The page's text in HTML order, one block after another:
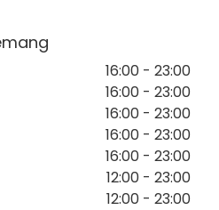
och kan anpassas
upplägg. Vid utvalda
även enklare livemusik
i arrangemanget, med
som naturlig inramning.
16:00 - 23:00
16:00 - 23:00
16:00 - 23:00
16:00 - 23:00
16:00 - 23:00
12:00 - 23:00
12:00 - 23:00